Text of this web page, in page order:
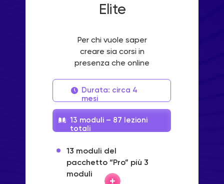
13 moduli – 87 lezioni
totali
Durata: circa 4
mesi
Elite
13 moduli del
pacchetto “Pro” più 3
moduli
Per chi vuole saper
creare sia corsi in
presenza che online